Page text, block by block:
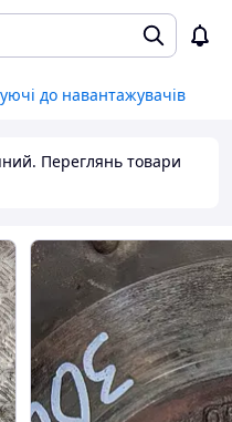
до навантажувачів
Переглянь товари